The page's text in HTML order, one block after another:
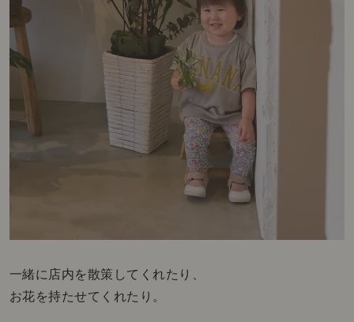
一緒に店内を散策してくれたり、
お花を持たせてくれたり。